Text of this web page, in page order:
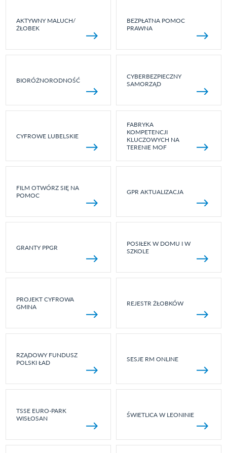
AKTYWNY MALUCH/
ŻŁOBEK
BEZPŁATNA POMOC
PRAWNA
BIORÓŻNORODNOŚĆ
CYBERBEZPIECZNY
SAMORZĄD
CYFROWE LUBELSKIE
FABRYKA
KOMPETENCJI
KLUCZOWYCH NA
TERENIE MOF
FILM OTWÓRZ SIĘ NA
POMOC
GPR AKTUALIZACJA
GRANTY PPGR
POSIŁEK W DOMU I W
SZKOLE
PROJEKT CYFROWA
GMINA
REJESTR ŻŁOBKÓW
RZĄDOWY FUNDUSZ
POLSKI ŁAD
SESJE RM ONLINE
TSSE EURO-PARK
WISŁOSAN
ŚWIETLICA W LEONINIE